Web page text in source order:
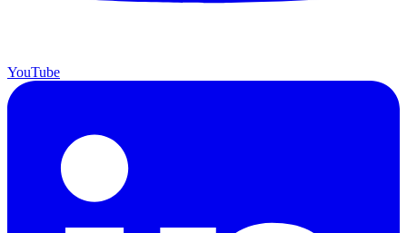
YouTube